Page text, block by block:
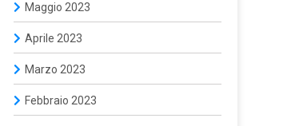
Maggio 2023
Aprile 2023
Marzo 2023
Febbraio 2023